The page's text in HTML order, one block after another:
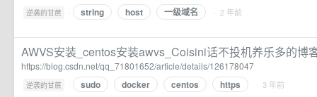
逆袭的甘蔗 · string host 一级域名 · 2 年前
AWVS安装_centos安装awvs_Coisini话不投机养乐多的博
https://blog.csdn.net/qq_71801652/article/details/126178047
逆袭的甘蔗 · sudo docker centos https · 3 年前